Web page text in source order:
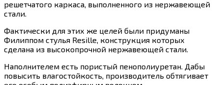
решетчатого каркаса, выполненного из нержавеющей
стали.
Фактически для этих же целей были придуманы
Филиппом стулья Resille, конструкция которых
сделана из высокопрочной нержавеющей стали.
Наполнителем есть пористый пенополиуретан. Дабы
повысить влагостойкость, производитель обтягивает